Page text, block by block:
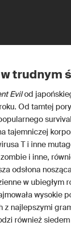
trudnym
Evilod
Od tamtej
tajemniczej
T i inne
i inne,
odsłona
w ubiegłym
wysokie
z najlepszymi
również